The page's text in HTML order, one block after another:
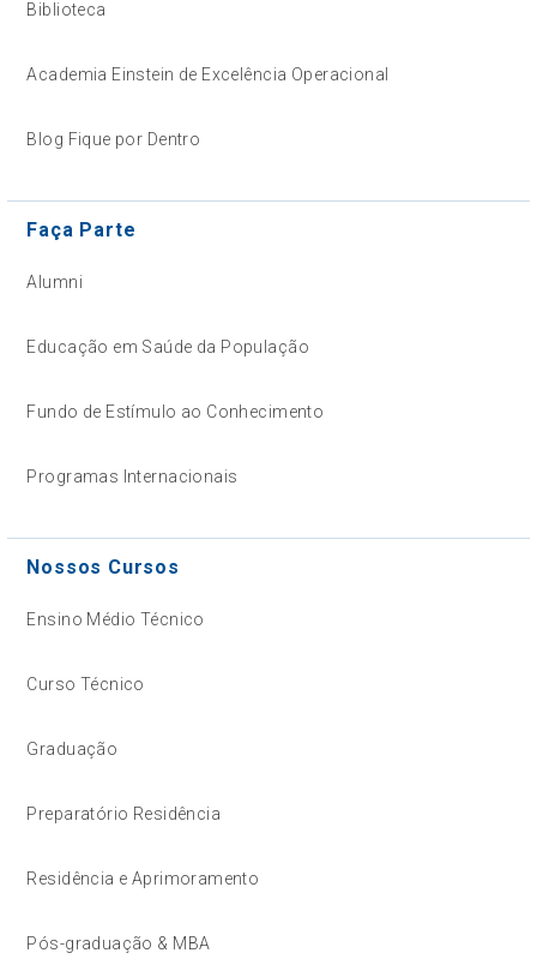
Biblioteca
Academia Einstein de Excelência Operacional
Blog Fique por Dentro
Faça Parte
Alumni
Educação em Saúde da População
Fundo de Estímulo ao Conhecimento
Programas Internacionais
Nossos Cursos
Ensino Médio Técnico
Curso Técnico
Graduação
Preparatório Residência
Residência e Aprimoramento
Pós-graduação & MBA